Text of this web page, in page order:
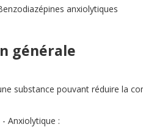
anxiolytiques
générale
substance pouvant réduire la
Anxiolytique :